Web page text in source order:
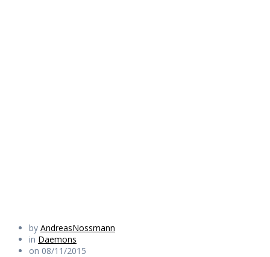
by AndreasNossmann
in Daemons
on 08/11/2015